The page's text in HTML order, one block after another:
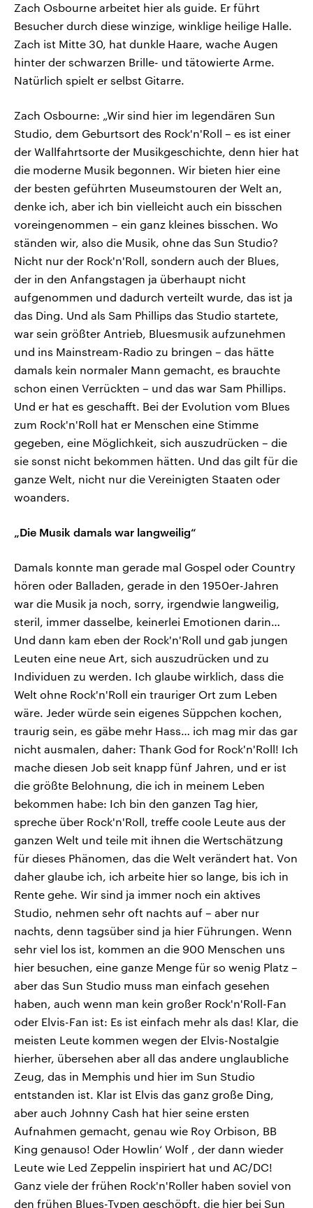
Zach Osbourne arbeitet hier als guide. Er führt
Besucher durch diese winzige, winklige heilige Halle.
Zach ist Mitte 30, hat dunkle Haare, wache Augen
hinter der schwarzen Brille- und tätowierte Arme.
Natürlich spielt er selbst Gitarre.
Zach Osbourne: „Wir sind hier im legendären Sun
Studio, dem Geburtsort des Rock'n'Roll – es ist einer
der Wallfahrtsorte der Musikgeschichte, denn hier hat
die moderne Musik begonnen. Wir bieten hier eine
der besten geführten Museumstouren der Welt an,
denke ich, aber ich bin vielleicht auch ein bisschen
voreingenommen – ein ganz kleines bisschen. Wo
ständen wir, also die Musik, ohne das Sun Studio?
Nicht nur der Rock'n'Roll, sondern auch der Blues,
der in den Anfangstagen ja überhaupt nicht
aufgenommen und dadurch verteilt wurde, das ist ja
das Ding. Und als Sam Phillips das Studio startete,
war sein größter Antrieb, Bluesmusik aufzunehmen
und ins Mainstream-Radio zu bringen – das hätte
damals kein normaler Mann gemacht, es brauchte
schon einen Verrückten – und das war Sam Phillips.
Und er hat es geschafft. Bei der Evolution vom Blues
zum Rock'n'Roll hat er Menschen eine Stimme
gegeben, eine Möglichkeit, sich auszudrücken – die
sie sonst nicht bekommen hätten. Und das gilt für die
ganze Welt, nicht nur die Vereinigten Staaten oder
woanders.
„Die Musik damals war langweilig“
Damals konnte man gerade mal Gospel oder Country
hören oder Balladen, gerade in den 1950er-Jahren
war die Musik ja noch, sorry, irgendwie langweilig,
steril, immer dasselbe, keinerlei Emotionen darin…
Und dann kam eben der Rock'n'Roll und gab jungen
Leuten eine neue Art, sich auszudrücken und zu
Individuen zu werden. Ich glaube wirklich, dass die
Welt ohne Rock'n'Roll ein trauriger Ort zum Leben
wäre. Jeder würde sein eigenes Süppchen kochen,
traurig sein, es gäbe mehr Hass… ich mag mir das gar
nicht ausmalen, daher: Thank God for Rock'n'Roll! Ich
mache diesen Job seit knapp fünf Jahren, und er ist
die größte Belohnung, die ich in meinem Leben
bekommen habe: Ich bin den ganzen Tag hier,
spreche über Rock'n'Roll, treffe coole Leute aus der
ganzen Welt und teile mit ihnen die Wertschätzung
für dieses Phänomen, das die Welt verändert hat. Von
daher glaube ich, ich arbeite hier so lange, bis ich in
Rente gehe. Wir sind ja immer noch ein aktives
Studio, nehmen sehr oft nachts auf – aber nur
nachts, denn tagsüber sind ja hier Führungen. Wenn
sehr viel los ist, kommen an die 900 Menschen uns
hier besuchen, eine ganze Menge für so wenig Platz –
aber das Sun Studio muss man einfach gesehen
haben, auch wenn man kein großer Rock'n'Roll-Fan
oder Elvis-Fan ist: Es ist einfach mehr als das! Klar, die
meisten Leute kommen wegen der Elvis-Nostalgie
hierher, übersehen aber all das andere unglaubliche
Zeug, das in Memphis und hier im Sun Studio
entstanden ist. Klar ist Elvis das ganz große Ding,
aber auch Johnny Cash hat hier seine ersten
Aufnahmen gemacht, genau wie Roy Orbison, BB
King genauso! Oder Howlin‘ Wolf , der dann wieder
Leute wie Led Zeppelin inspiriert hat und AC/DC!
Ganz viele der frühen Rock'n'Roller haben soviel von
den frühen Blues-Typen geschöpft, die hier bei Sun